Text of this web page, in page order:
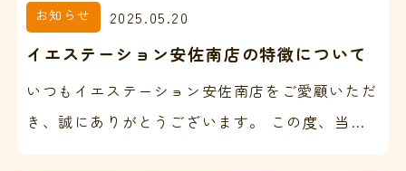
お知らせ 2025.05.20
イエステーション安佐南店の特徴について
いつもイエステーション安佐南店をご愛顧いただ
き、誠にありがとうございます。 この度、当社